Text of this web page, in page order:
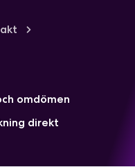
omdömen
direkt